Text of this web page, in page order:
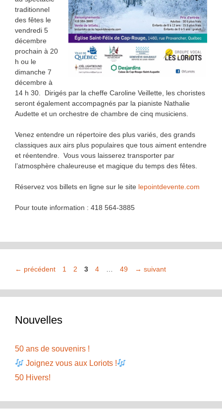
traditionnel
des fêtes le
vendredi 5
décembre
prochain à 20
h ou le
dimanche 7
décembre à
14 h 30. Dirigés par la cheffe Caroline Veillette, les choristes
seront également accompagnés par la pianiste Nathalie
Audette et un orchestre de chambre de cinq musiciens.
Venez entendre un répertoire des plus variés, des grands
classiques aux airs plus populaires que tous aiment entendre
et réentendre. Vous vous laisserez transporter par
l’atmosphère chaleureuse et magique du temps des fêtes.
Réservez vos billets en ligne sur le site lepointdevente.com
Pour toute information : 418 564-3885
← précédent Page
1 Page
2 Page
3 Page
4 Page
49 → suivant
Nouvelles
50 ans de souvenirs !
Joignez vous aux Loriots !
50 Hivers!